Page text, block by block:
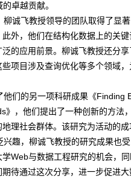
卓越贡献。
诚飞教授领导的团队取得了显
外，他们在结构化数据上的关
的应用前景。柳诚飞教授还分
项目涉及查询优化等多个领域
们的另一项科研成果《Finding
》，他们提出了一种创新的方法
理社会群体。该研究为活动的
趣，柳诚飞教授的研究成果也
Web与数据工程研究的机会，
待通过这次分享，进一步促进